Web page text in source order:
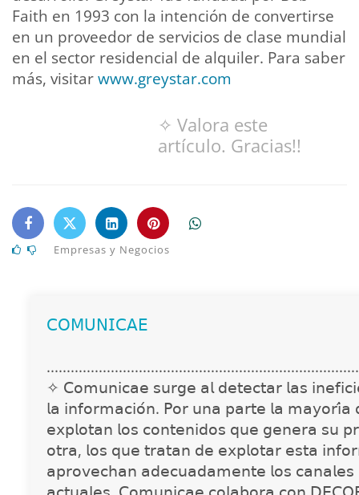
Faith en 1993 con la intención de convertirse
en un proveedor de servicios de clase mundial
en el sector residencial de alquiler. Para saber
más, visitarwww.greystar.com
✧ Valora este
artículo. Gracias!!
Empresas y Negocios
𝖢𝖮𝖬𝖴𝖭𝖨𝖢𝖠𝖤
✧ 𝖢𝗈𝗆𝗎𝗇𝗂𝖼𝖺𝖾 𝗌𝗎𝗋𝗀𝖾 𝖺𝗅 𝖽𝖾𝗍𝖾𝖼𝗍𝖺𝗋 𝗅𝖺𝗌
𝗅𝖺 𝗂𝗇𝖿𝗈𝗋𝗆𝖺𝖼𝗂𝗈́𝗇. 𝖯𝗈𝗋 𝗎𝗇𝖺 𝗉𝖺𝗋𝗍𝖾 𝗅𝖺
𝖾𝗑𝗉𝗅𝗈𝗍𝖺𝗇 𝗅𝗈𝗌 𝖼𝗈𝗇𝗍𝖾𝗇𝗂𝖽𝗈𝗌 𝗊𝗎𝖾 𝗀𝖾𝗇𝖾𝗋𝖺 𝗌𝗎
𝗈𝗍𝗋𝖺, 𝗅𝗈𝗌 𝗊𝗎𝖾 𝗍𝗋𝖺𝗍𝖺𝗇 𝖽𝖾 𝖾𝗑𝗉𝗅𝗈𝗍𝖺𝗋 𝖾𝗌𝗍𝖺
𝖺𝗉𝗋𝗈𝗏𝖾𝖼𝗁𝖺𝗇 𝖺𝖽𝖾𝖼𝗎𝖺𝖽𝖺𝗆𝖾𝗇𝗍𝖾 𝗅𝗈𝗌